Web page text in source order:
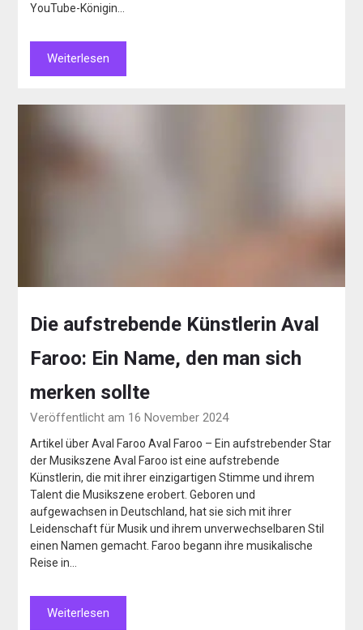
YouTube-Königin…
Weiterlesen
Die aufstrebende Künstlerin Aval
Faroo: Ein Name, den man sich
merken sollte
Veröffentlicht am 16 November 2024
Artikel über Aval Faroo Aval Faroo – Ein aufstrebender Star
der Musikszene Aval Faroo ist eine aufstrebende
Künstlerin, die mit ihrer einzigartigen Stimme und ihrem
Talent die Musikszene erobert. Geboren und
aufgewachsen in Deutschland, hat sie sich mit ihrer
Leidenschaft für Musik und ihrem unverwechselbaren Stil
einen Namen gemacht. Faroo begann ihre musikalische
Reise in…
Weiterlesen